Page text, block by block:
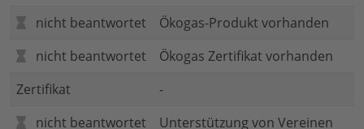
nicht beantwortet
Ökogas-Produkt vorhanden
nicht beantwortet
Ökogas Zertifikat vorhanden
Zertifikat
-
nicht beantwortet
Unterstützung von Vereinen